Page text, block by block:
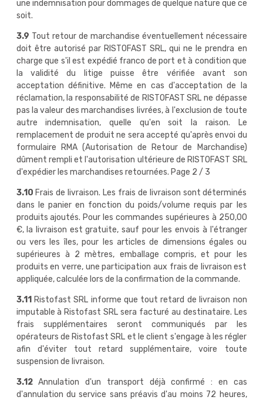
une indemnisation pour dommages de quelque nature que ce
soit.
3.9 Tout retour de marchandise éventuellement nécessaire
doit être autorisé par RISTOFAST SRL, qui ne le prendra en
charge que s'il est expédié franco de port et à condition que
la validité du litige puisse être vérifiée avant son
acceptation définitive. Même en cas d'acceptation de la
réclamation, la responsabilité de RISTOFAST SRL ne dépasse
pas la valeur des marchandises livrées, à l'exclusion de toute
autre indemnisation, quelle qu'en soit la raison. Le
remplacement de produit ne sera accepté qu'après envoi du
formulaire RMA (Autorisation de Retour de Marchandise)
dûment rempli et l'autorisation ultérieure de RISTOFAST SRL
d'expédier les marchandises retournées. Page 2 / 3
3.10 Frais de livraison. Les frais de livraison sont déterminés
dans le panier en fonction du poids/volume requis par les
produits ajoutés. Pour les commandes supérieures à 250,00
€, la livraison est gratuite, sauf pour les envois à l'étranger
ou vers les îles, pour les articles de dimensions égales ou
supérieures à 2 mètres, emballage compris, et pour les
produits en verre, une participation aux frais de livraison est
appliquée, calculée lors de la confirmation de la commande.
3.11 Ristofast SRL informe que tout retard de livraison non
imputable à Ristofast SRL sera facturé au destinataire. Les
frais supplémentaires seront communiqués par les
opérateurs de Ristofast SRL et le client s'engage à les régler
afin d'éviter tout retard supplémentaire, voire toute
suspension de livraison.
3.12Annulation d'un transport déjà confirmé : en cas
d'annulation du service sans préavis d'au moins 72 heures,